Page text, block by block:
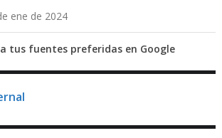
ene de 2024
tus fuentes preferidas en Google